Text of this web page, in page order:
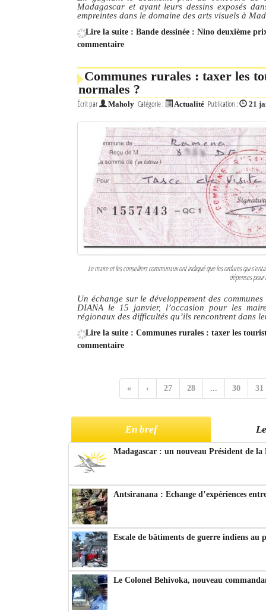
Madagascar et ayant leurs dessins exposés
empreintes dans le domaine des arts visuels à
Lire la suite : Bande dessinée : Nino deuxième
commentaire
Communes rurales : taxer les
normales ?
Écrit par Maholy Catégorie : Actualité Publication : 21
Le maire et les conseillers communaux ont indiqué que les ordures qui
dépenses
Un échange sur le développement des
DIANA le 15 janvier, l’occasion pour les
régionaux des difficultés qu’ils rencontrent dans
Lire la suite : Communes rurales : taxer les
commentaire
« ‹ 27 28 ... 30 31
En bref
Madagascar : un nouveau Président de
Antsiranana : Echange d’expériences
Escale de bâtiments de guerre indiens au
Le Colonel Behivoka, nouveau